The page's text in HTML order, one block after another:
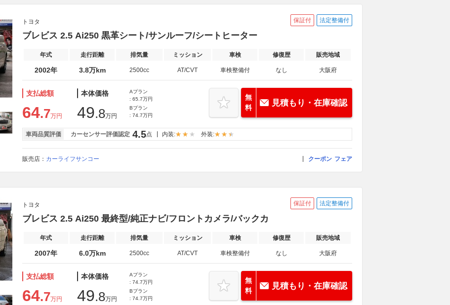
トヨタ 保証付 法定整備付
ブレビス 2.5 Ai250 黒革シート/サンルーフ/シートヒーター
年式 走行距離 排気量 ミッション 車検 修復歴 販売地域
2002年 3.8万km 2500cc AT/CVT 車検整備付 なし 大阪府
支払総額
64.7万円
本体価格
49.8万円
Aプラン
: 65.7万円
Bプラン
: 74.7万円
無
料
見積もり・在庫確認
車両品質評価 カーセンサー評価認定 4.5点 内装: 外装:
販売店： カーライフサンコー クーポン フェア
トヨタ 保証付 法定整備付
ブレビス 2.5 Ai250 最終型/純正ナビ/フロントカメラ/バックカ
年式 走行距離 排気量 ミッション 車検 修復歴 販売地域
2007年 6.0万km 2500cc AT/CVT 車検整備付 なし 大阪府
支払総額
64.7万円
本体価格
49.8万円
Aプラン
: 74.7万円
Bプラン
: 74.7万円
無
料
見積もり・在庫確認